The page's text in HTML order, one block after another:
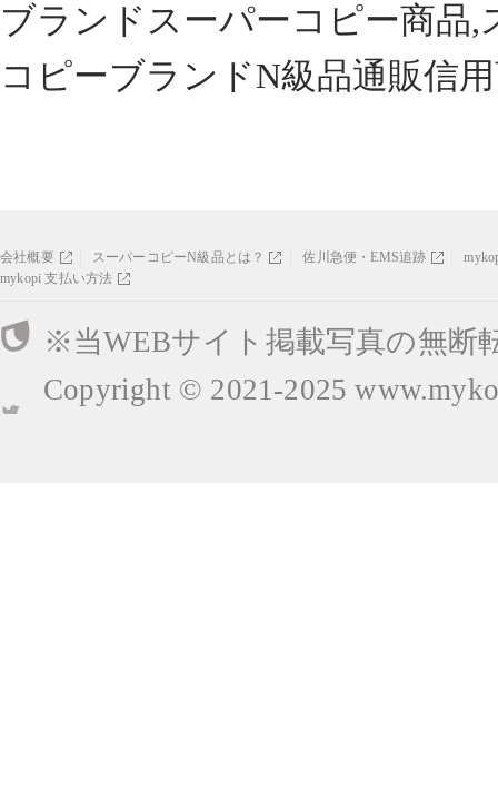
ブランドスーパーコピー商品
コピーブランドN級品通販信
会社概要 スーパーコピーN級品とは？ 佐川急便・EMS追跡
mykopi 支払い方法
※当WEBサイト掲載写真の無断
Copyright © 2021-2025